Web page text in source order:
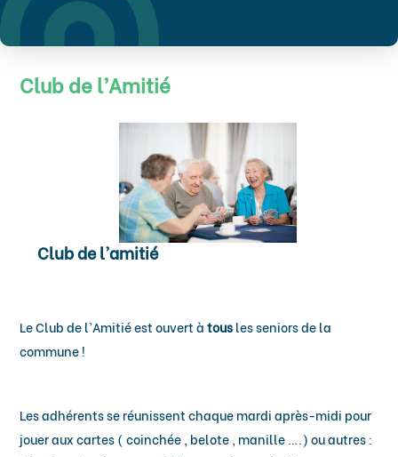
Club de l’Amitié
Club de l’amitié
Le Club de l’Amitié est ouvert àtousles seniors de la
commune !
Les adhérents se réunissent chaque mardi après-midi pour
jouer aux cartes ( coinchée , belote , manille ….) ou autres :